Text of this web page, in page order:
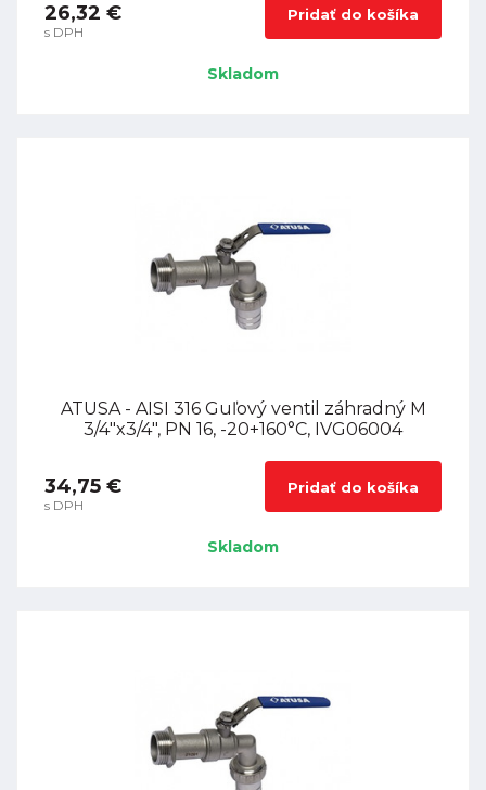
26,32 €
s DPH
Pridať do košíka
Skladom
ATUSA - AISI 316 Guľový ventil záhradný M
3/4"x3/4", PN 16, -20+160°C, IVG06004
34,75 €
s DPH
Pridať do košíka
Skladom